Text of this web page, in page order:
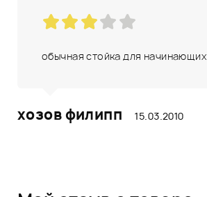
обычная стойка для начинающих
хозов филипп 15.03.2010